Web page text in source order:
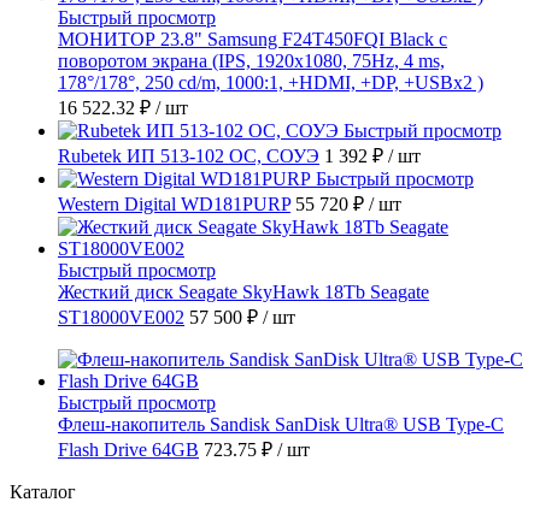
Быстрый просмотр
МОНИТОР 23.8" Samsung F24T450FQI Black с
поворотом экрана (IPS, 1920x1080, 75Hz, 4 ms,
178°/178°, 250 cd/m, 1000:1, +HDMI, +DP, +USBx2 )
16 522.32 ₽ / шт
Быстрый просмотр
Rubetek ИП 513-102 ОС, СОУЭ 1 392 ₽ / шт
Быстрый просмотр
Western Digital WD181PURP 55 720 ₽ / шт
Быстрый просмотр
Жесткий диск Seagate SkyHawk 18Tb Seagate
ST18000VE002 57 500 ₽ / шт
Быстрый просмотр
Флеш-накопитель Sandisk SanDisk Ultra® USB Type-C
Flash Drive 64GB 723.75 ₽ / шт
Каталог